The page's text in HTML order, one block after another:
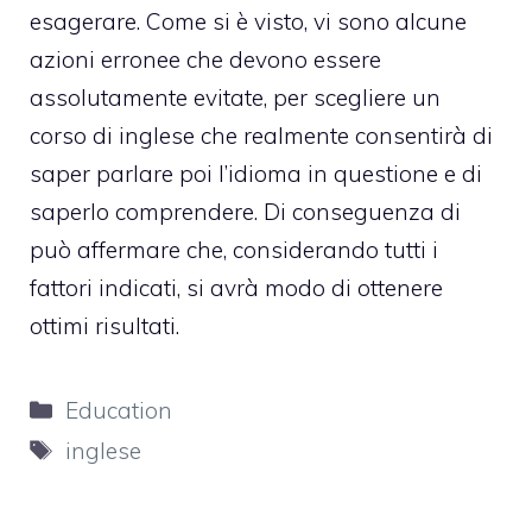
esagerare. Come si è visto, vi sono alcune
azioni erronee che devono essere
assolutamente evitate, per scegliere un
corso di inglese che realmente consentirà di
saper parlare poi l’idioma in questione e di
saperlo comprendere. Di conseguenza di
può affermare che, considerando tutti i
fattori indicati, si avrà modo di ottenere
ottimi risultati.
Categorie
Education
Tag
inglese